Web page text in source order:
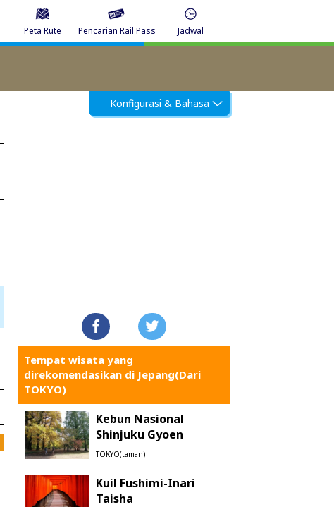
Peta Rute Pencarian Rail Pass Jadwal
Konfigurasi & Bahasa
Tempat wisata yang
direkomendasikan di Jepang(Dari
TOKYO)
Kebun Nasional
Shinjuku Gyoen
TOKYO(taman)
Kuil Fushimi-Inari
Taisha